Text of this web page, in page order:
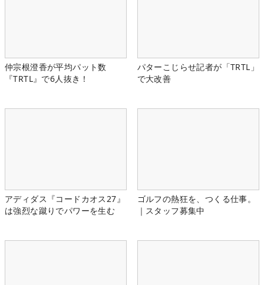
仲宗根澄香が平均パット数
『TRTL』で6人抜き！
パターこじらせ記者が「TRTL」
で大改善
アディダス『コードカオス27』
は強烈な蹴りでパワーを生む
ゴルフの熱狂を、つくる仕事。
｜スタッフ募集中